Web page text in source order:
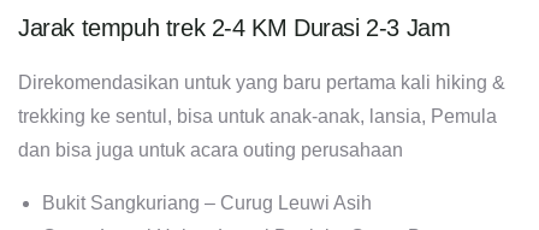
Jarak tempuh trek 2-4 KM Durasi 2-3 Jam
Direkomendasikan untuk yang baru pertama kali hiking &
trekking ke sentul, bisa untuk anak-anak, lansia, Pemula
dan bisa juga untuk acara outing perusahaan
Bukit Sangkuriang – Curug Leuwi Asih